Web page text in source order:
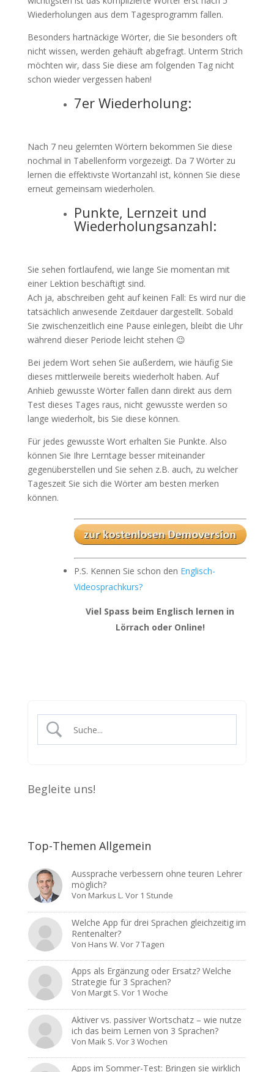
Wiederholungen aus dem Tagesprogramm fallen.
Besonders hartnäckige Wörter, die Sie besonders oft
nicht wissen, werden gehäuft abgefragt. Unterm Strich
möchten wir, dass Sie diese am folgenden Tag nicht
schon wieder vergessen haben!
7er Wiederholung:
Nach 7 neu gelernten Wörtern bekommen Sie diese
nochmal in Tabellenform vorgezeigt. Da 7 Wörter zu
lernen die effektivste Wortanzahl ist, können Sie diese
erneut gemeinsam wiederholen.
Punkte, Lernzeit und
Wiederholungsanzahl:
Sie sehen fortlaufend, wie lange Sie momentan mit
einer Lektion beschäftigt sind.
Ach ja, abschreiben geht auf keinen Fall: Es wird nur die
tatsächlich anwesende Zeitdauer dargestellt. Sobald
Sie zwischenzeitlich eine Pause einlegen, bleibt die Uhr
während dieser Periode leicht stehen 😉
Bei jedem Wort sehen Sie außerdem, wie häufig Sie
dieses mittlerweile bereits wiederholt haben. Auf
Anhieb gewusste Wörter fallen dann direkt aus dem
Test dieses Tages raus, nicht gewusste werden so
lange wiederholt, bis Sie diese können.
Für jedes gewusste Wort erhalten Sie Punkte. Also
können Sie Ihre Lerntage besser miteinander
gegenüberstellen und Sie sehen z.B. auch, zu welcher
Tageszeit Sie sich die Wörter am besten merken
können.
P.S. Kennen Sie schon den Englisch-
Videosprachkurs?
Viel Spass beim Englisch lernen in
Lörrach oder Online!
Begleite uns!
Top-Themen Allgemein
Aussprache verbessern ohne teuren Lehrer
möglich?
Von Markus L. Vor 1 Stunde
Welche App für drei Sprachen gleichzeitig im
Rentenalter?
Von Hans W. Vor 7 Tagen
Apps als Ergänzung oder Ersatz? Welche
Strategie für 3 Sprachen?
Von Margit S. Vor 1 Woche
Aktiver vs. passiver Wortschatz – wie nutze
ich das beim Lernen von 3 Sprachen?
Von Maik S. Vor 3 Wochen
Apps im Sommer-Test: Bringen sie wirklich